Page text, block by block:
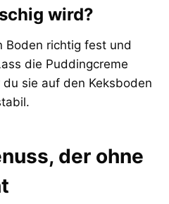
wird?
Boden richtig fest und
die Puddingcreme
sie auf den Keksboden
der ohne